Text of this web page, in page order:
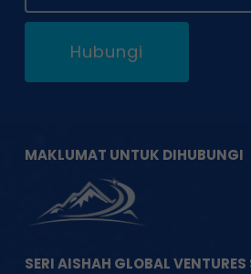
Hubungi
MAKLUMAT UNTUK DIHUBUNGI
SERI AISHAH GLOBAL